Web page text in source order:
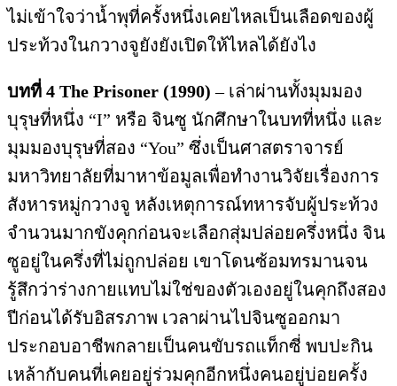
ไม่เข้าใจว่าน้ำพุที่ครั้งหนึ่งเคยไหลเป็นเลือดของผู้
ประท้วงในกวางจูยังยังเปิดให้ไหลได้ยังไง
บทที่ 4 The Prisoner (1990) – เล่าผ่านทั้งมุมมอง
บุรุษที่หนึ่ง “I” หรือ จินซู นักศึกษาในบทที่หนึ่ง และ
มุมมองบุรุษที่สอง “You” ซึ่งเป็นศาสตราจารย์
มหาวิทยาลัยที่มาหาข้อมูลเพื่อทำงานวิจัยเรื่องการ
สังหารหมู่กวางจู หลังเหตุการณ์ทหารจับผู้ประท้วง
จำนวนมากขังคุกก่อนจะเลือกสุ่มปล่อยครึ่งหนึ่ง จิน
ซูอยู่ในครึ่งที่ไม่ถูกปล่อย เขาโดนซ้อมทรมานจน
รู้สึกว่าร่างกายแทบไม่ใช่ของตัวเองอยู่ในคุกถึงสอง
ปีก่อนได้รับอิสรภาพ เวลาผ่านไปจินซูออกมา
ประกอบอาชีพกลายเป็นคนขับรถแท็กซี่ พบปะกิน
เหล้ากับคนที่เคยอยู่ร่วมคุกอีกหนึ่งคนอยู่บ่อยครั้ง